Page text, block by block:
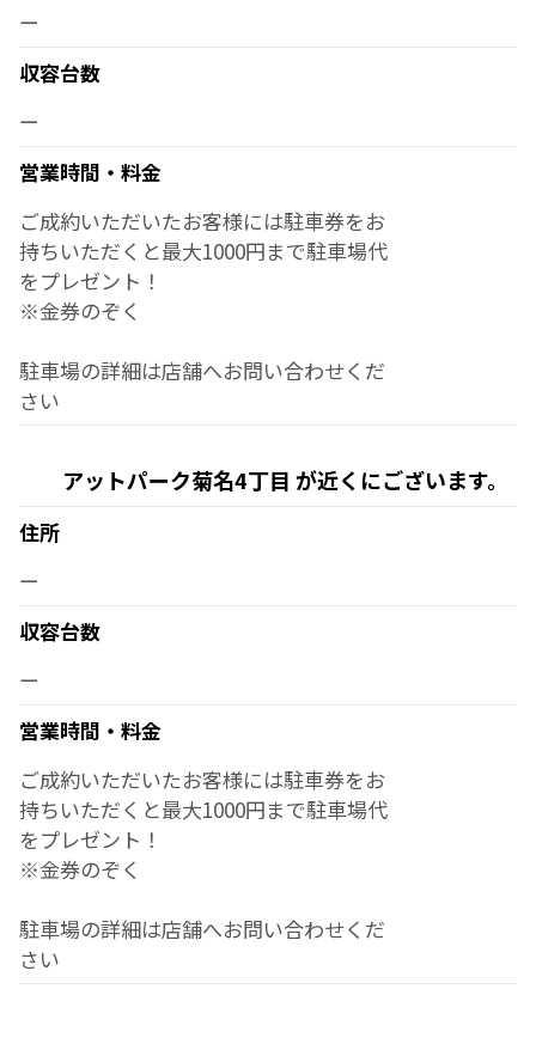
ー
収容台数
ー
営業時間・料金
ご成約いただいたお客様には駐車券をお
持ちいただくと最大1000円まで駐車場代
をプレゼント！
※金券のぞく
駐車場の詳細は店舗へお問い合わせくだ
さい
アットパーク菊名4丁目 が近くにございます。
住所
ー
収容台数
ー
営業時間・料金
ご成約いただいたお客様には駐車券をお
持ちいただくと最大1000円まで駐車場代
をプレゼント！
※金券のぞく
駐車場の詳細は店舗へお問い合わせくだ
さい